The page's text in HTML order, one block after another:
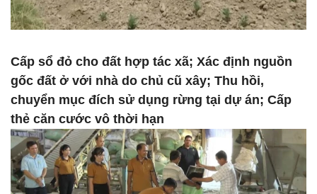
Cấp sổ đỏ cho đất hợp tác xã; Xác định nguồn
gốc đất ở với nhà do chủ cũ xây; Thu hồi,
chuyển mục đích sử dụng rừng tại dự án; Cấp
thẻ căn cước vô thời hạn